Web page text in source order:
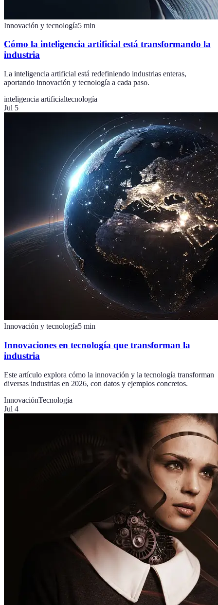
Innovación y tecnología5 min
Cómo la inteligencia artificial está transformando la
industria
La inteligencia artificial está redefiniendo industrias enteras,
aportando innovación y tecnología a cada paso.
inteligencia artificialtecnología
Jul 5
Innovación y tecnología5 min
Innovaciones en tecnología que transforman la
industria
Este artículo explora cómo la innovación y la tecnología transforman
diversas industrias en 2026, con datos y ejemplos concretos.
InnovaciónTecnología
Jul 4